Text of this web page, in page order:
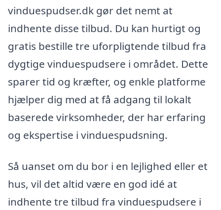
vinduespudser.dk gør det nemt at
indhente disse tilbud. Du kan hurtigt og
gratis bestille tre uforpligtende tilbud fra
dygtige vinduespudsere i området. Dette
sparer tid og kræfter, og enkle platforme
hjælper dig med at få adgang til lokalt
baserede virksomheder, der har erfaring
og ekspertise i vinduespudsning.
Så uanset om du bor i en lejlighed eller et
hus, vil det altid være en god idé at
indhente tre tilbud fra vinduespudsere i